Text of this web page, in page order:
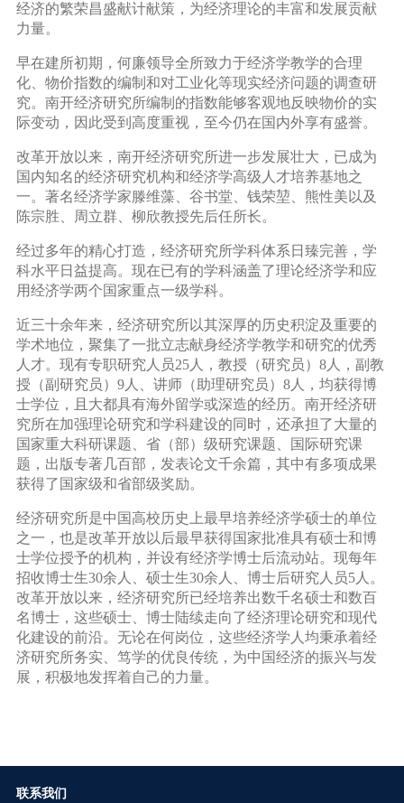
经济的繁荣昌盛献计献策，为经济理论的丰富和发展贡献
力量。
早在建所初期，何廉领导全所致力于经济学教学的合理
化、物价指数的编制和对工业化等现实经济问题的调查研
究。南开经济研究所编制的指数能够客观地反映物价的实
际变动，因此受到高度重视，至今仍在国内外享有盛誉。
改革开放以来，南开经济研究所进一步发展壮大，已成为
国内知名的经济研究机构和经济学高级人才培养基地之
一。著名经济学家滕维藻、谷书堂、钱荣堃、熊性美以及
陈宗胜、周立群、柳欣教授先后任所长。
经过多年的精心打造，经济研究所学科体系日臻完善，学
科水平日益提高。现在已有的学科涵盖了理论经济学和应
用经济学两个国家重点一级学科。
近三十余年来，经济研究所以其深厚的历史积淀及重要的
学术地位，聚集了一批立志献身经济学教学和研究的优秀
人才。现有专职研究人员25人，教授（研究员）8人，副教
授（副研究员）9人、讲师（助理研究员）8人，均获得博
士学位，且大都具有海外留学或深造的经历。南开经济研
究所在加强理论研究和学科建设的同时，还承担了大量的
国家重大科研课题、省（部）级研究课题、国际研究课
题，出版专著几百部，发表论文千余篇，其中有多项成果
获得了国家级和省部级奖励。
经济研究所是中国高校历史上最早培养经济学硕士的单位
之一，也是改革开放以后最早获得国家批准具有硕士和博
士学位授予的机构，并设有经济学博士后流动站。现每年
招收博士生30余人、硕士生30余人、博士后研究人员5人。
改革开放以来，经济研究所已经培养出数千名硕士和数百
名博士，这些硕士、博士陆续走向了经济理论研究和现代
化建设的前沿。无论在何岗位，这些经济学人均秉承着经
济研究所务实、笃学的优良传统，为中国经济的振兴与发
展，积极地发挥着自己的力量。
联系我们